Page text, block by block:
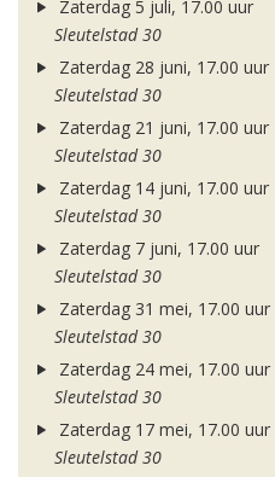
Zaterdag 5 juli, 17.00 uur
Sleutelstad 30
Zaterdag 28 juni, 17.00 uur
Sleutelstad 30
Zaterdag 21 juni, 17.00 uur
Sleutelstad 30
Zaterdag 14 juni, 17.00 uur
Sleutelstad 30
Zaterdag 7 juni, 17.00 uur
Sleutelstad 30
Zaterdag 31 mei, 17.00 uur
Sleutelstad 30
Zaterdag 24 mei, 17.00 uur
Sleutelstad 30
Zaterdag 17 mei, 17.00 uur
Sleutelstad 30